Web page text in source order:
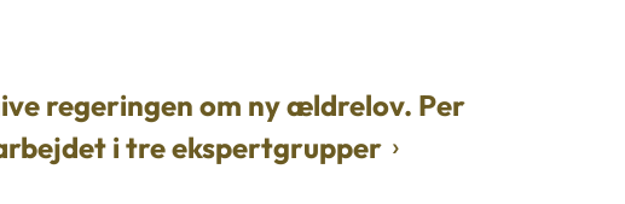
regeringen om ny ældrelov. Per
i tre ekspertgrupper